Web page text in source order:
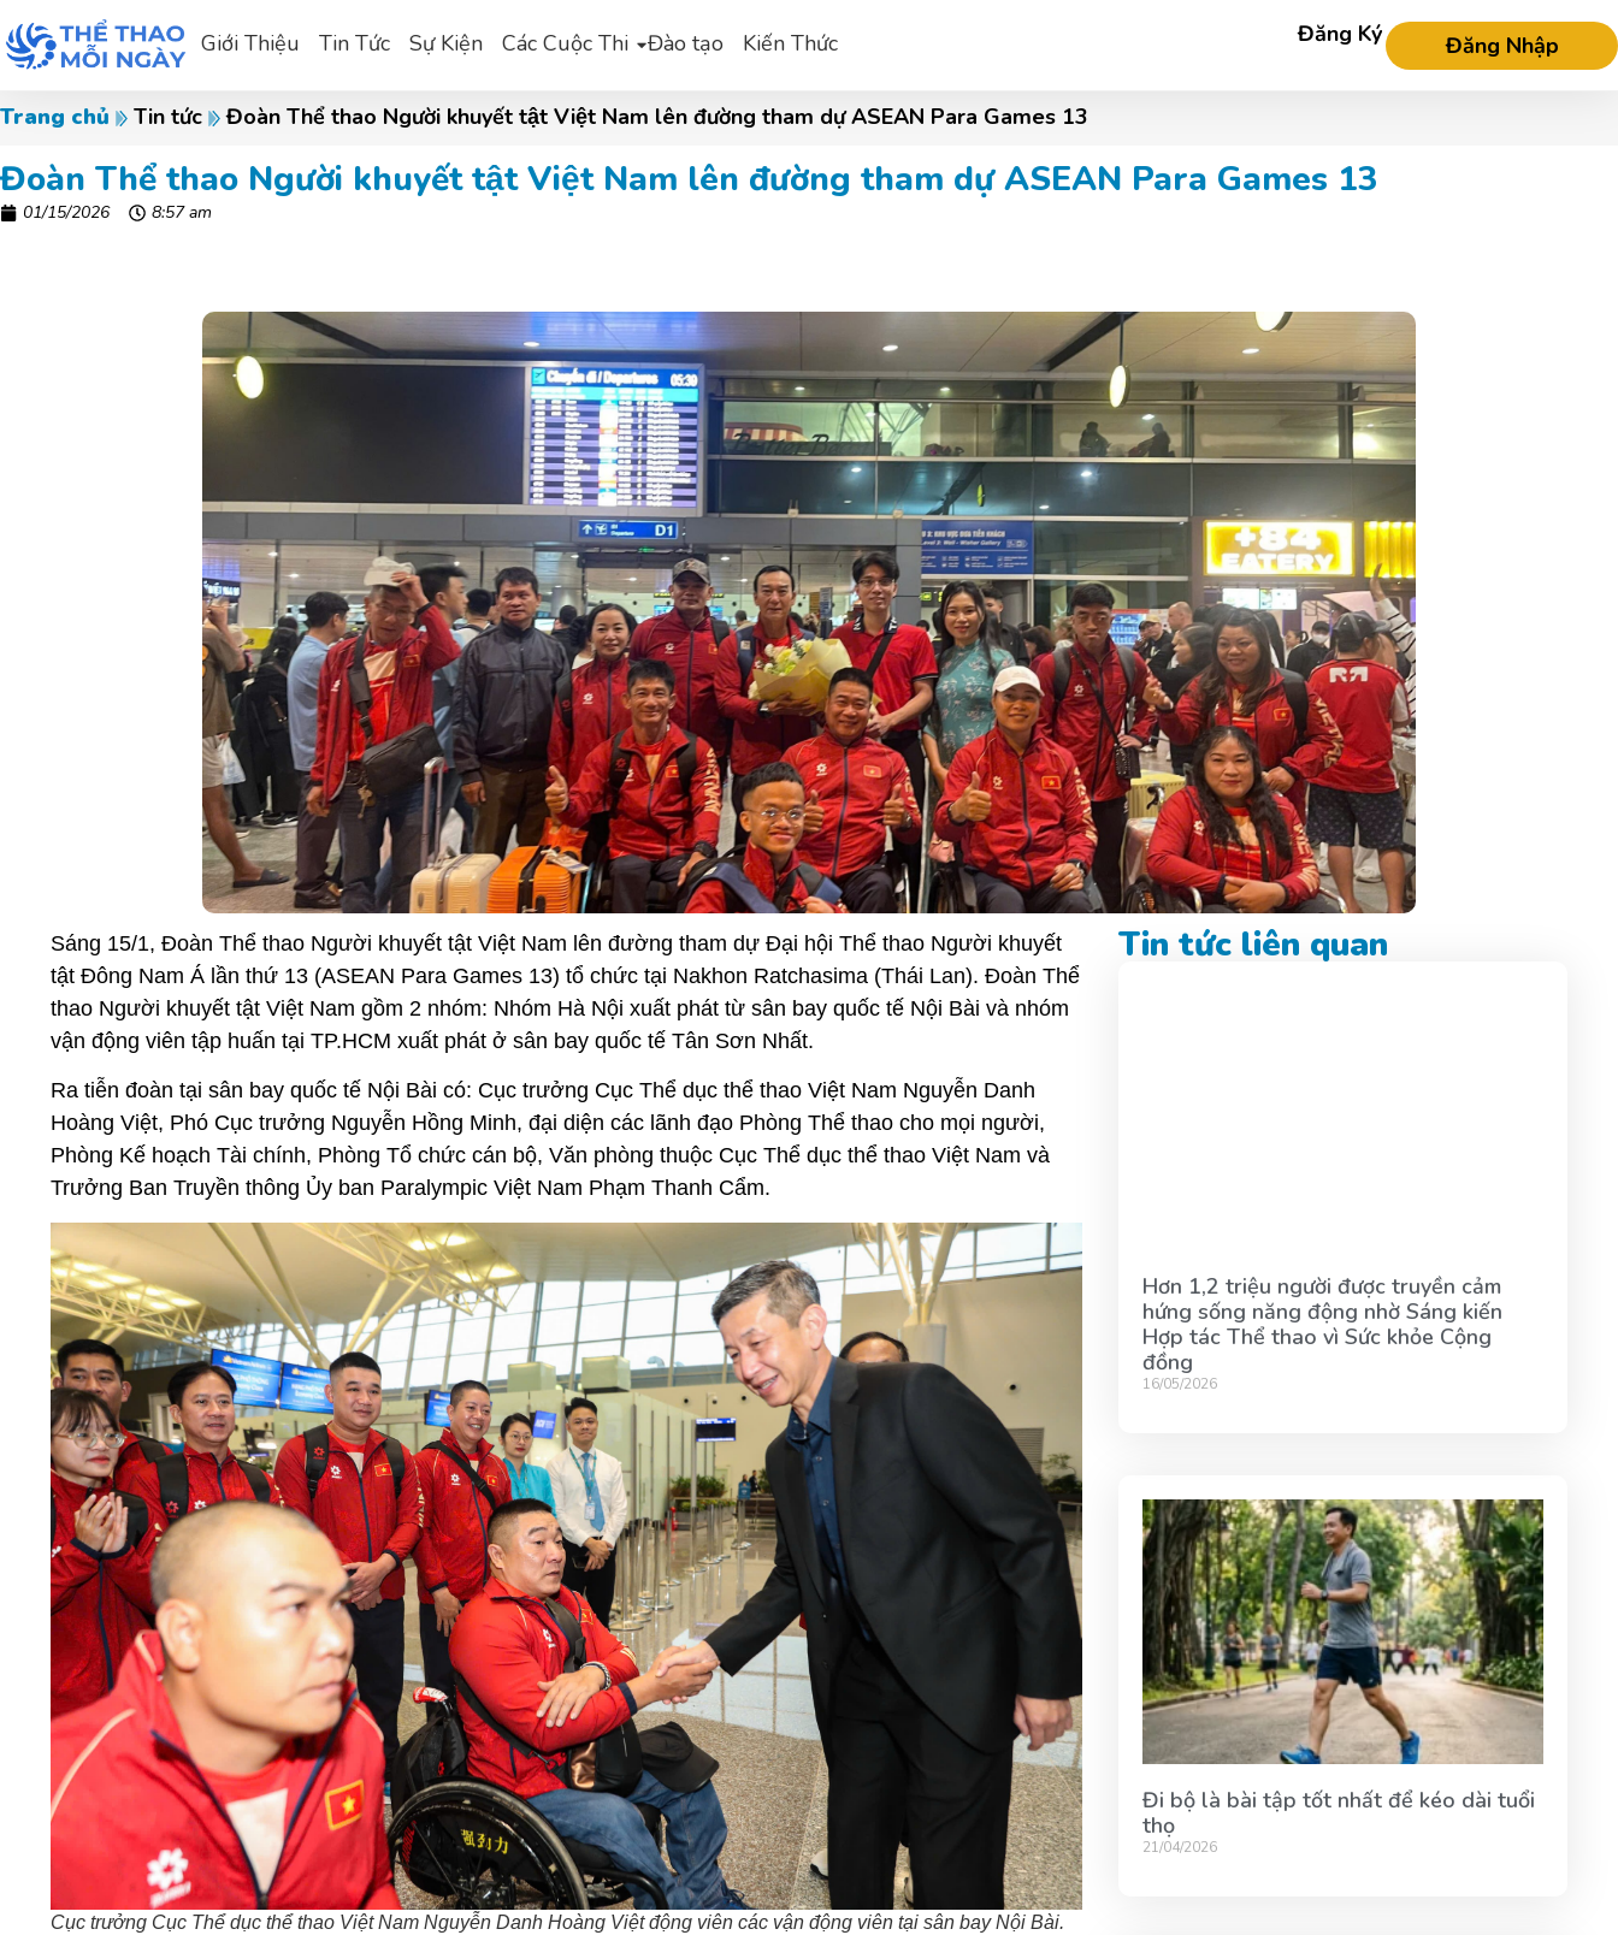
Giới Thiệu Tin Tức Sự Kiện Các Cuộc Thi Đào tạo Kiến Thức Đăng Ký Đăng Nhập
Trang chủ Tin tức Đoàn Thể thao Người khuyết tật Việt Nam lên đường tham dự ASEAN Para Games 13
Đoàn Thể thao Người khuyết tật Việt Nam lên đường tham dự ASEAN Para Games 13
01/15/2026 8:57 am
Sáng 15/1, Đoàn Thể thao Người khuyết tật Việt Nam lên đường tham dự Đại hội Thể thao Người khuyết
tật Đông Nam Á lần thứ 13 (ASEAN Para Games 13) tổ chức tại Nakhon Ratchasima (Thái Lan). Đoàn Thể
thao Người khuyết tật Việt Nam gồm 2 nhóm: Nhóm Hà Nội xuất phát từ sân bay quốc tế Nội Bài và nhóm
vận động viên tập huấn tại TP.HCM xuất phát ở sân bay quốc tế Tân Sơn Nhất.
Ra tiễn đoàn tại sân bay quốc tế Nội Bài có: Cục trưởng Cục Thể dục thể thao Việt Nam Nguyễn Danh
Hoàng Việt, Phó Cục trưởng Nguyễn Hồng Minh, đại diện các lãnh đạo Phòng Thể thao cho mọi người,
Phòng Kế hoạch Tài chính, Phòng Tổ chức cán bộ, Văn phòng thuộc Cục Thể dục thể thao Việt Nam và
Trưởng Ban Truyền thông Ủy ban Paralympic Việt Nam Phạm Thanh Cẩm.
Cục trưởng Cục Thể dục thể thao Việt Nam Nguyễn Danh Hoàng Việt động viên các vận động viên tại sân bay Nội Bài.
Tin tức liên quan
Hơn 1,2 triệu người được truyền cảm
hứng sống năng động nhờ Sáng kiến
Hợp tác Thể thao vì Sức khỏe Cộng
đồng
16/05/2026
Đi bộ là bài tập tốt nhất để kéo dài tuổi
thọ
21/04/2026